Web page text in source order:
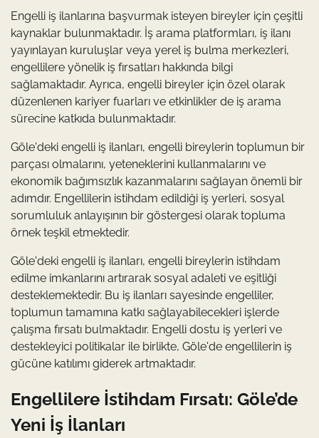
Engelli iş ilanlarına başvurmak isteyen bireyler için çeşitli
kaynaklar bulunmaktadır. İş arama platformları, iş ilanı
yayınlayan kuruluşlar veya yerel iş bulma merkezleri,
engellilere yönelik iş fırsatları hakkında bilgi
sağlamaktadır. Ayrıca, engelli bireyler için özel olarak
düzenlenen kariyer fuarları ve etkinlikler de iş arama
sürecine katkıda bulunmaktadır.
Göle'deki engelli iş ilanları, engelli bireylerin toplumun bir
parçası olmalarını, yeteneklerini kullanmalarını ve
ekonomik bağımsızlık kazanmalarını sağlayan önemli bir
adımdır. Engellilerin istihdam edildiği iş yerleri, sosyal
sorumluluk anlayışının bir göstergesi olarak topluma
örnek teşkil etmektedir.
Göle'deki engelli iş ilanları, engelli bireylerin istihdam
edilme imkanlarını artırarak sosyal adaleti ve eşitliği
desteklemektedir. Bu iş ilanları sayesinde engelliler,
toplumun tamamına katkı sağlayabilecekleri işlerde
çalışma fırsatı bulmaktadır. Engelli dostu iş yerleri ve
destekleyici politikalar ile birlikte, Göle'de engellilerin iş
gücüne katılımı giderek artmaktadır.
Engellilere İstihdam Fırsatı: Göle’de
Yeni İş İlanları